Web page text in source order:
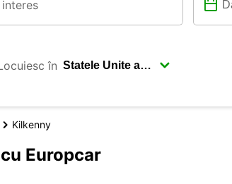
în
Kilkenny
Europcar